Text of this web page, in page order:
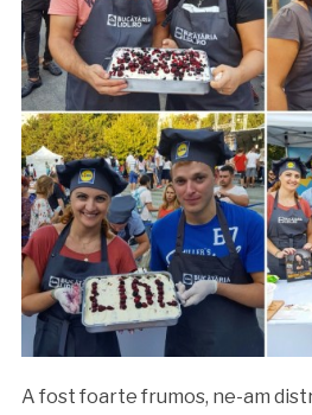
A fost foarte frumos, ne-am